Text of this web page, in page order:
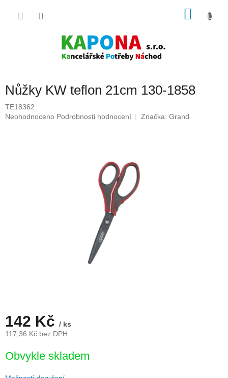
Nůžky KW teflon 21cm 130-1858
TE18362
Průměrné
Neohodnoceno Podrobnosti hodnocení Značka: Grand
142 Kč / ks
117,36 Kč bez DPH
cena:
Obvykle skladem